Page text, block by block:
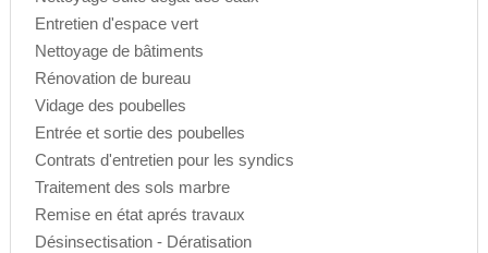
Entretien d'espace vert
Nettoyage de bâtiments
Rénovation de bureau
Vidage des poubelles
Entrée et sortie des poubelles
Contrats d'entretien pour les syndics
Traitement des sols marbre
Remise en état aprés travaux
Désinsectisation - Dératisation